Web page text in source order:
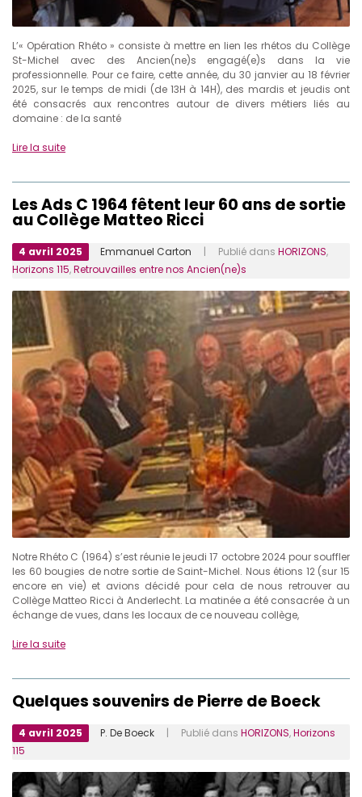
L’« Opération Rhéto » consiste à mettre en lien les rhétos du Collège
St-Michel avec des Ancien(ne)s engagé(e)s dans la vie
professionnelle. Pour ce faire, cette année, du 30 janvier au 18 février
2025, sur le temps de midi (de 13H à 14H), des mardis et jeudis ont
été consacrés aux rencontres autour de divers métiers liés au
domaine : de la santé
Lire la suite
Les Ads C 1964 fêtent leur 60 ans de sortie
au Collège Matteo Ricci
4 avril 2025 Emmanuel Carton | Publié dans HORIZONS,
Horizons 115,Retrouvailles entre nos Ancien(ne)s
Notre Rhéto C (1964) s’est réunie le jeudi 17 octobre 2024 pour souffler
les 60 bougies de notre sortie de Saint-Michel. Nous étions 12 (sur 15
encore en vie) et avions décidé pour cela de nous retrouver au
Collège Matteo Ricci à Anderlecht. La matinée a été consacrée à un
échange de vues, dans les locaux de ce nouveau collège,
Lire la suite
Quelques souvenirs de Pierre de Boeck
4 avril 2025 P. De Boeck | Publié dans HORIZONS,Horizons
115